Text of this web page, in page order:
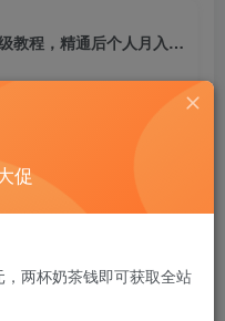
（15301期）写作、论文代写喂饭级教程，精通后个人月入2-3w，自己开工作室上限更…
促
，两杯奶茶钱即可获取全站